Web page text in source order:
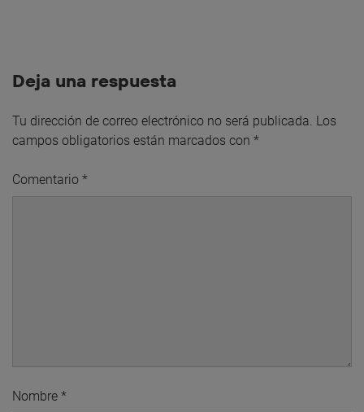
Deja una respuesta
Tu dirección de correo electrónico no será publicada. Los
campos obligatorios están marcados con *
Comentario *
Nombre *